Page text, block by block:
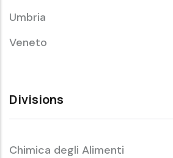
Umbria
Veneto
Divisions
Chimica degli Alimenti